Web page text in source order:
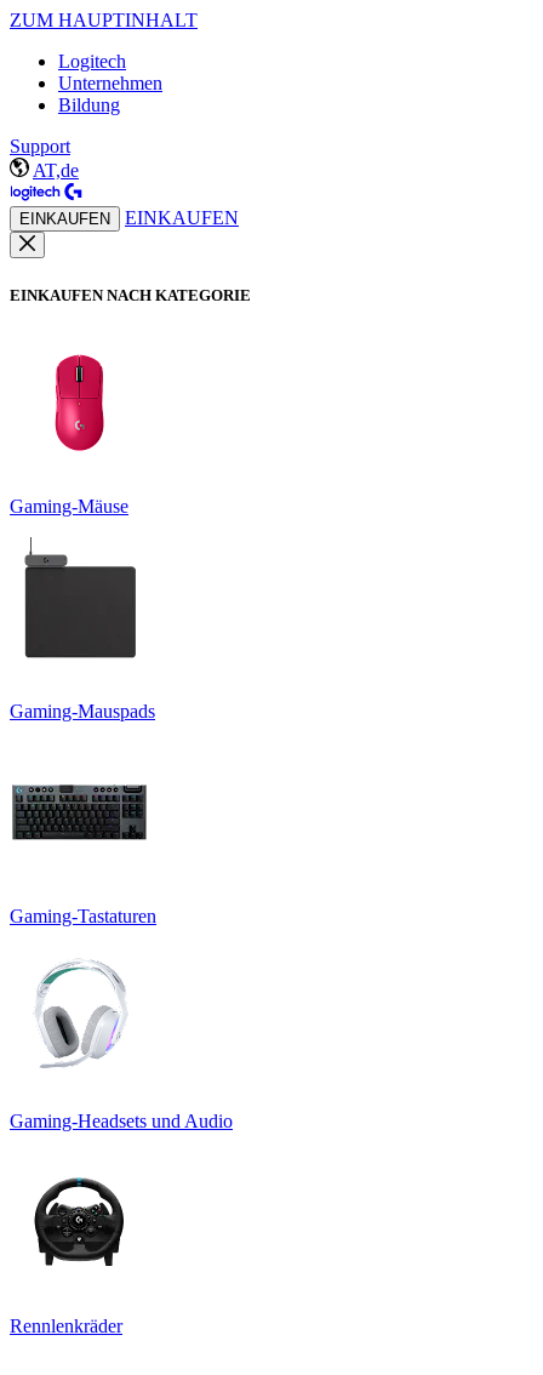
ZUM HAUPTINHALT
Logitech
Unternehmen
Bildung
Support
AT,de
EINKAUFEN EINKAUFEN
EINKAUFEN NACH KATEGORIE
Gaming-Mäuse
Gaming-Mauspads
Gaming-Tastaturen
Gaming-Headsets und Audio
Rennlenkräder